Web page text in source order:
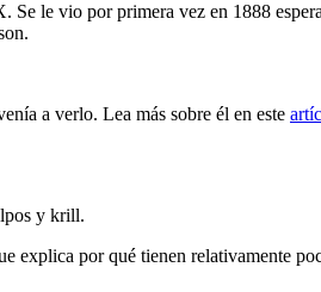
Se le vio por primera vez en 1888
a verlo. Lea más sobre él en este
y krill.
por qué tienen relativamente